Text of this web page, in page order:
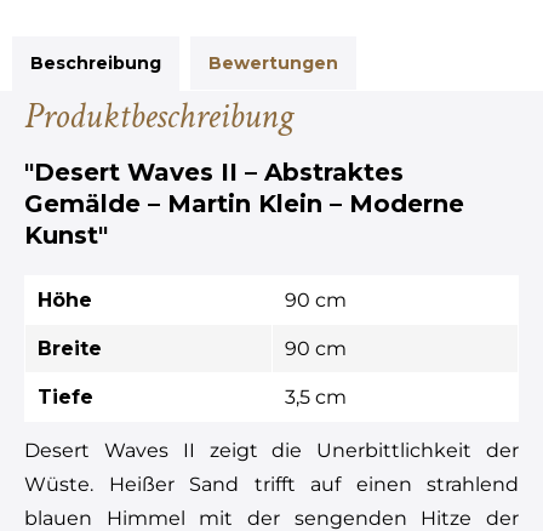
Beschreibung Bewertungen
Produktbeschreibung
"Desert Waves II – Abstraktes
Gemälde – Martin Klein – Moderne
Kunst"
Höhe 90 cm
Breite 90 cm
Tiefe 3,5 cm
Desert Waves II zeigt die Unerbittlichkeit der
Wüste. Heißer Sand trifft auf einen strahlend
blauen Himmel mit der sengenden Hitze der